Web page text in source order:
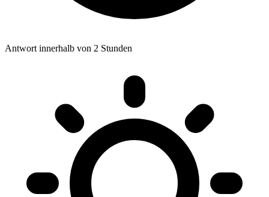
Antwort innerhalb von 2 Stunden